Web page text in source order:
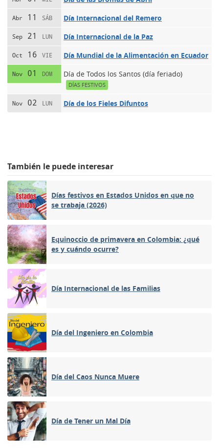
Abr 11 SÁB Día Internacional del Remero
Sep 21 LUN Día Internacional de la Paz
Oct 16 VIE Día Mundial de la Alimentación en Ecuador
Nov 01 DOM Día de Todos los Santos (día feriado)
DÍAS FESTIVOS
Nov 02 LUN Día de los Fieles Difuntos
También le puede interesar
Días festivos en Estados Unidos en que no
se trabaja (2026)
Equinoccio de primavera en Colombia: ¿qué
es y cuándo ocurre?
Día Internacional de las Familias
Día del Ingeniero en Colombia
Día del Caos Nunca Muere
Día de Tener un Mal Día